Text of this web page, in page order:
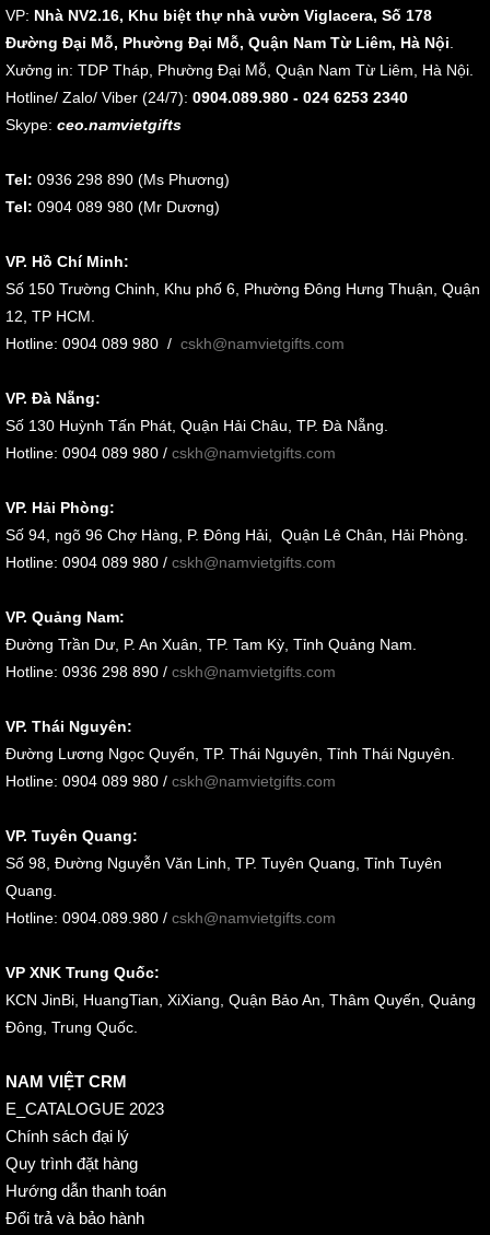
VP: Nhà NV2.16, Khu biệt thự nhà vườn Viglacera, Số 178
Đường Đại Mỗ, Phường Đại Mỗ, Quận Nam Từ Liêm, Hà Nội.
Xưởng in: TDP Tháp, Phường Đại Mỗ, Quận Nam Từ Liêm, Hà Nội.
Hotline/ Zalo/ Viber (24/7): 0904.089.980 - 024 6253 2340
Skype: ceo.namvietgifts
Tel: 0936 298 890 (Ms Phương)
Tel: 0904 089 980 (Mr Dương)
VP. Hồ Chí Minh:
Số 150 Trường Chinh, Khu phố 6, Phường Đông Hưng Thuận, Quận
12, TP HCM.
Hotline: 0904 089 980 / cskh@namvietgifts.com
VP. Đà Nẵng:
Số 130 Huỳnh Tấn Phát, Quận Hải Châu, TP. Đà Nẵng.
Hotline: 0904 089 980 / cskh@namvietgifts.com
VP. Hải Phòng:
Số 94, ngõ 96 Chợ Hàng, P. Đông Hải, Quận Lê Chân, Hải Phòng.
Hotline: 0904 089 980 / cskh@namvietgifts.com
VP. Quảng Nam:
Đường Trần Dư, P. An Xuân, TP. Tam Kỳ, Tỉnh Quảng Nam.
Hotline: 0936 298 890 / cskh@namvietgifts.com
VP. Thái Nguyên:
Đường Lương Ngọc Quyến, TP. Thái Nguyên, Tỉnh Thái Nguyên.
Hotline: 0904 089 980 / cskh@namvietgifts.com
VP. Tuyên Quang:
Số 98, Đường Nguyễn Văn Linh, TP. Tuyên Quang, Tỉnh Tuyên
Quang.
Hotline: 0904.089.980 / cskh@namvietgifts.com
VP XNK Trung Quốc:
KCN JinBi, HuangTian, XiXiang, Quận Bảo An, Thâm Quyến, Quảng
Đông, Trung Quốc.
NAM VIỆT CRM
E_CATALOGUE 2023
Chính sách đại lý
Quy trình đặt hàng
Hướng dẫn thanh toán
Đổi trả và bảo hành